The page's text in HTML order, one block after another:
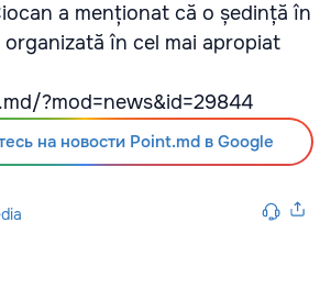
a menționat că o ședință în
în cel mai apropiat
?mod=news&id=29844
на новости Point.md в Google